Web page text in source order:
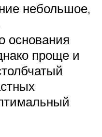
небольшое,
основания
проще и